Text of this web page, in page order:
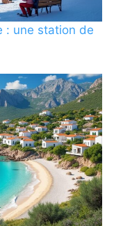
: une station de